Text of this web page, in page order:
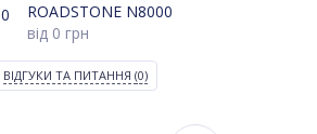
ROADSTONE N8000
від 0 грн
ВІДГУКИ ТА ПИТАННЯ (0)